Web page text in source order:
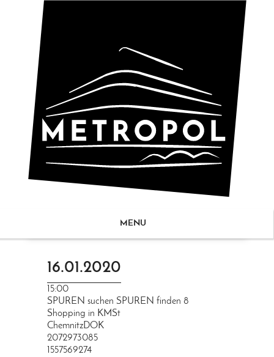
MENU
16.01.2020
15:00
SPUREN suchen SPUREN finden 8
Shopping in KMSt
ChemnitzDOK
2072973085
1557569274